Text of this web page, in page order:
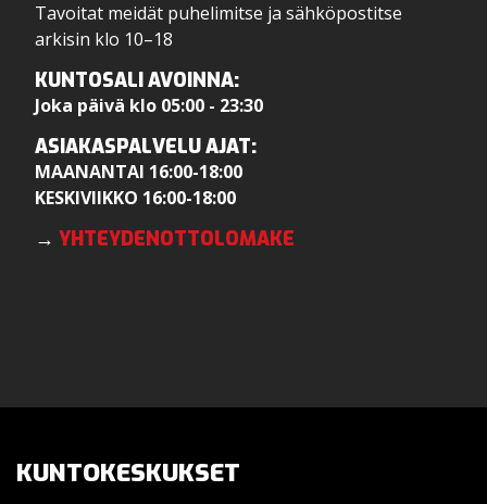
Tavoitat meidät puhelimitse ja sähköpostitse
arkisin klo 10–18
KUNTOSALI AVOINNA:
Joka päivä klo 05:00 - 23:30
ASIAKASPALVELU AJAT:
MAANANTAI 16:00-18:00
KESKIVIIKKO 16:00-18:00
→ YHTEYDENOTTOLOMAKE
KUNTOKESKUKSET